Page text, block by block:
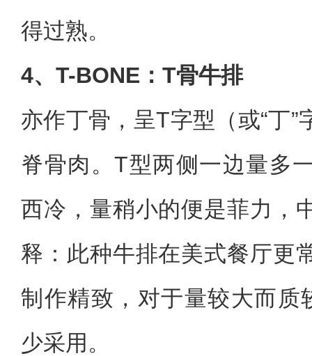
得过熟。
4、T-BONE：T骨牛排
亦作丁骨，呈T字型（或“丁”
脊骨肉。T型两侧一边量多
西冷，量稍小的便是菲力，
释：此种牛排在美式餐厅更
制作精致，对于量较大而质
少采用。